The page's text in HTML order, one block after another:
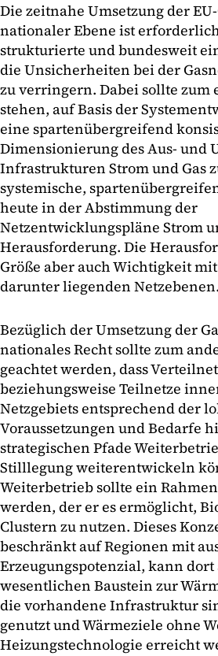
Die zeitnahe Umsetzung der
nationaler Ebene ist
strukturierte und bundesweit
die Unsicherheiten bei der
zu verringern. Dabei sollte zum
stehen, auf Basis der
eine spartenübergreifend
Dimensionierung des Aus- und
Infrastrukturen Strom und Gas
systemische,
heute in der Abstimmung der
Netzentwicklungspläne Strom
Herausforderung. Die
Größe aber auch Wichtigkeit
darunter liegenden Netzebenen.
Bezüglich der Umsetzung der
nationales Recht sollte zum
geachtet werden, dass
beziehungsweise Teilnetze
Netzgebiets entsprechend der
Voraussetzungen und Bedarfe
strategischen Pfade
Stilllegung weiterentwickeln
Weiterbetrieb sollte ein
werden, der er es ermöglicht,
Clustern zu nutzen. Dieses
beschränkt auf Regionen mit
Erzeugungspotenzial, kann
wesentlichen Baustein zur
die vorhandene Infrastruktur
genutzt und Wärmeziele ohne
Heizungstechnologie erreicht